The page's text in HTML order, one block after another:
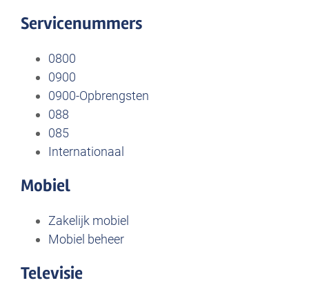
Servicenummers
0800
0900
0900-Opbrengsten
088
085
Internationaal
Mobiel
Zakelijk mobiel
Mobiel beheer
Televisie